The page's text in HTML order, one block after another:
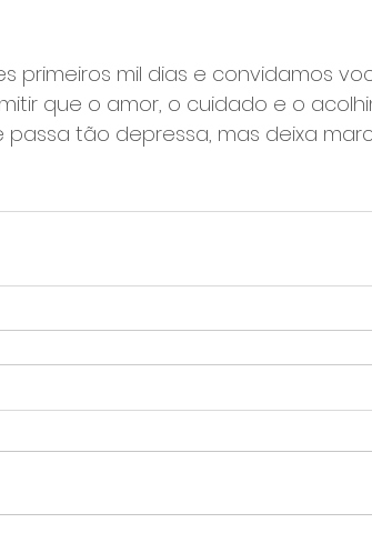
primeiros mil dias e convidamos
que o amor, o cuidado e o
tão depressa, mas deixa